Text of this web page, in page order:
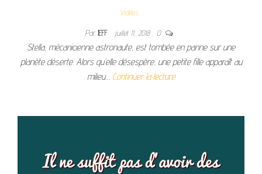
Vidéos
ParJEFF juillet 11, 2018 0
Stella, mécanicienne astronaute, est tombée en panne sur une
planète déserte. Alors qu’elle désespère, une petite fille apparaît au
milieu… Continuer la lecture